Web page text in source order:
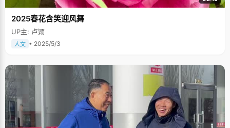
2025春花含笑迎风舞
UP主: 卢颖
人文 • 2025/5/3